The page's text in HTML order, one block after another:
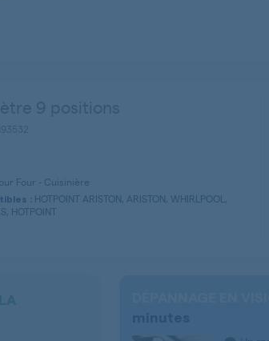
Four - Cuisinière
: HOTPOINT ARISTON, ARISTON, WHIRLPOOL,
HOTPOINT